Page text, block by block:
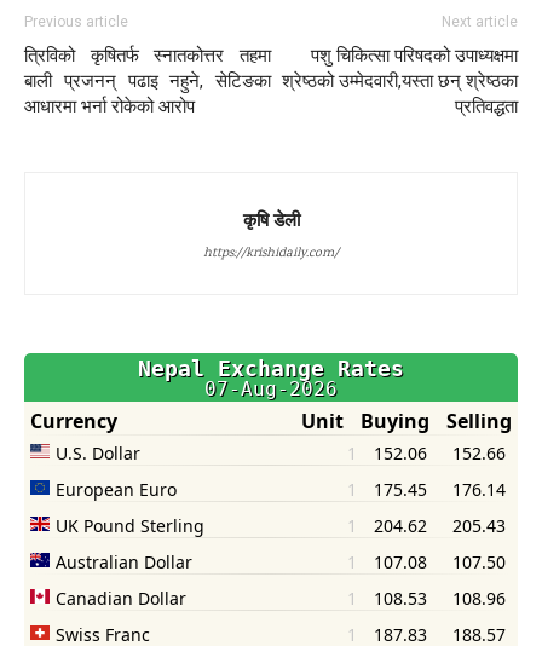
Previous article
त्रिविको कृषितर्फ स्नातकोत्तर तहमा
बाली प्रजनन् पढाइ नहुने, सेटिङका
आधारमा भर्ना रोकेको आरोप
Next article
पशु चिकित्सा परिषदको उपाध्यक्षमा
श्रेष्ठको उम्मेदवारी,यस्ता छन् श्रेष्ठका
प्रतिवद्धता
कृषि डेली
https://krishidaily.com/